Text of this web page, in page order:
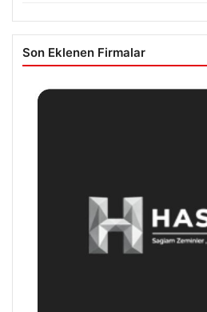
Son Eklenen Firmalar